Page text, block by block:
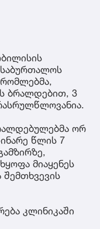
საბურთალოს
ბრალდებით, 3
ორ
წლის 7
მიაყენეს
კლინიკაში